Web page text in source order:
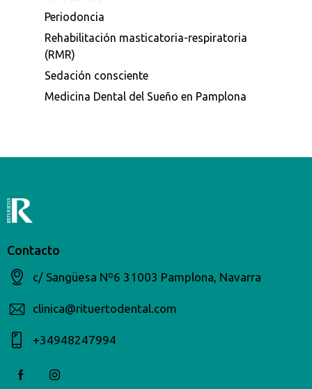
Periodoncia
Rehabilitación masticatoria-respiratoria
(RMR)
Sedación consciente
Medicina Dental del Sueño en Pamplona
Contacto
c/ Sangüesa Nº6 31003 Pamplona, Navarra
clinica@rituertodental.com
+34948247994​